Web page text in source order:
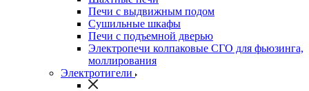
Печи с выдвижным подом
Сушильные шкафы
Печи с подъемной дверью
Электропечи колпаковые СГО для фьюзинга,
моллирования
Электротигели